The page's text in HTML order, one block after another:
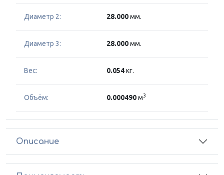
Диаметр 2: 28.000мм.
Диаметр 3: 28.000мм.
Вес: 0.054кг.
Объём: 0.000490м3
Описание